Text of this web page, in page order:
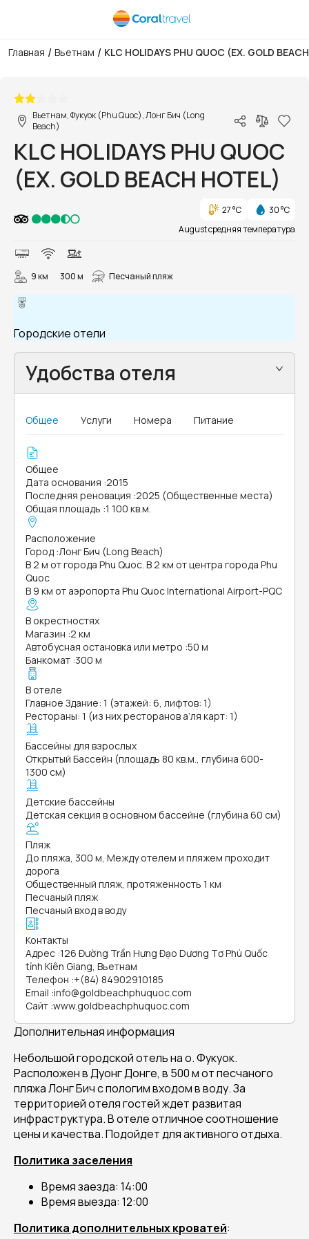
Главная / Вьетнам / KLC HOLIDAYS PHU QUOC (EX. GOLD
Вьетнам, Фукуок (Phu Quoc), Лонг Бич (Long
Beach)
KLC HOLIDAYS PHU QUOC
(EX. GOLD BEACH HOTEL)
27 °C
30 °C
August средняя температура
9 км 300 м Песчаный пляж
Городские отели
Удобства отеля
Общее Услуги Номера Питание
Общее
Дата основания :2015
Последняя реновация :2025 (Общественные места)
Общая площадь :1 100 кв.м.
Расположение
Город :Лонг Бич (Long Beach)
В 2 м от города Phu Quoc. В 2 км от центра города Phu
Quoc
В 9 км от аэропорта Phu Quoc International Airport-PQC
В окрестностях
Магазин :2 км
Автобусная остановка или метро :50 м
Банкомат :300 м
В отеле
Главное Здание: 1 (этажей: 6, лифтов: 1)
Рестораны: 1 (из них ресторанов а’ля карт: 1)
Бассейны для взрослых
Открытый Бассейн (площадь 80 кв.м., глубина 600-
1300 см)
Детские бассейны
Детская секция в основном бассейне (глубина 60 см)
Пляж
До пляжа, 300 м, Между отелем и пляжем проходит
дорога
Общественный пляж, протяженность 1 км
Песчаный пляж
Песчаный вход в воду
Контакты
Адрес :126 Đường Trần Hưng Đạo Dương Tơ Phú Quốc
tỉnh Kiên Giang, Вьетнам
Телефон :+(84) 84902910185
Email :info@goldbeachphuquoc.com
Сайт :www.goldbeachphuquoc.com
Дополнительная информация
Небольшой городской отель на о. Фукуок.
Расположен в Дуонг Донге, в 500 м от песчаного
пляжа Лонг Бич с пологим входом в воду. За
территорией отеля гостей ждет развитая
инфраструктура. В отеле отличное соотношение
цены и качества. Подойдет для активного отдыха.
Политика заселения
Время заезда: 14:00
Время выезда: 12:00
Политика дополнительных кроватей: